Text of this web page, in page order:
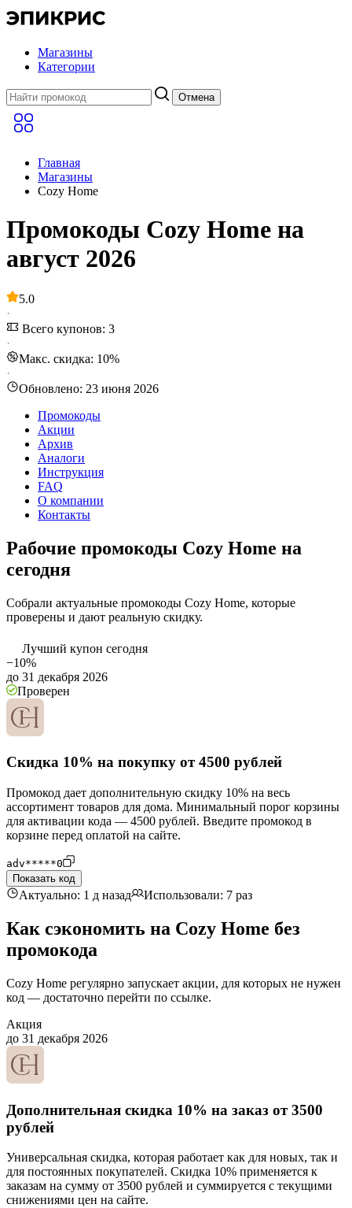
Магазины
Категории
Отмена
Главная
Магазины
Cozy Home
Промокоды Cozy Home на
август 2026
5.0
·
Всего купонов: 3
·
Макс. скидка: 10%
·
Обновлено: 23 июня 2026
Промокоды
Акции
Архив
Аналоги
Инструкция
FAQ
О компании
Контакты
Рабочие промокоды Cozy Home на
сегодня
Собрали актуальные промокоды Cozy Home, которые
проверены и дают реальную скидку.
Лучший купон сегодня
−10%
до 31 декабря 2026
Проверен
Скидка 10% на покупку от 4500 рублей
Промокод дает дополнительную скидку 10% на весь
ассортимент товаров для дома. Минимальный порог корзины
для активации кода — 4500 рублей. Введите промокод в
корзине перед оплатой на сайте.
adv*****0
Показать код
Актуально: 1 д назад Использовали: 7 раз
Как сэкономить на Cozy Home без
промокода
Cozy Home регулярно запускает акции, для которых не нужен
код — достаточно перейти по ссылке.
Акция
до 31 декабря 2026
Дополнительная скидка 10% на заказ от 3500
рублей
Универсальная скидка, которая работает как для новых, так и
для постоянных покупателей. Скидка 10% применяется к
заказам на сумму от 3500 рублей и суммируется с текущими
снижениями цен на сайте.